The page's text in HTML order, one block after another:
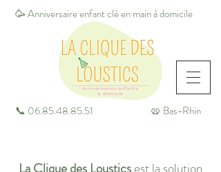
🥨 Bas-Rhin
📞 06.85.48.85.51
🥳 Anniversaire enfant clé en main à domicile
La Clique des Lousticsest la solution